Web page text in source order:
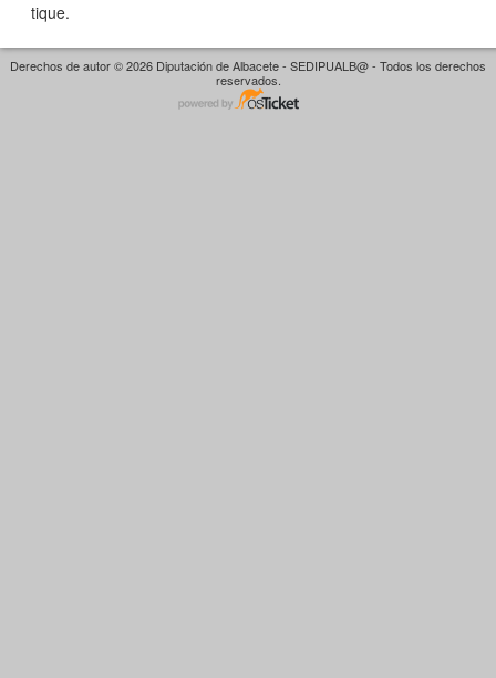
tique.
Derechos de autor © 2026 Diputación de Albacete - SEDIPUALB@ - Todos los derechos
reservados.